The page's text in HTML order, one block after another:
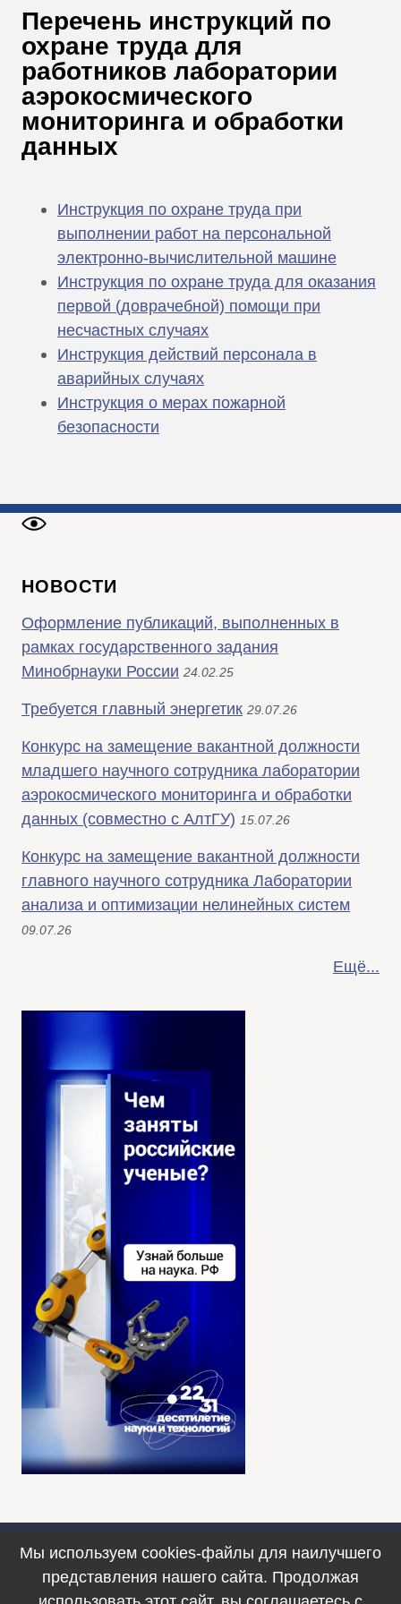
Т
Перечень инструкций по
охране труда для
работников лаборатории
аэрокосмического
мониторинга и обработки
данных
Инструкция по охране труда при
выполнении работ на персональной
электронно-вычислительной машине
Инструкция по охране труда для оказания
первой (доврачебной) помощи при
несчастных случаях
Инструкция действий персонала в
аварийных случаях
Инструкция о мерах пожарной
безопасности
НОВОСТИ
Оформление публикаций, выполненных в
рамках государственного задания
Минобрнауки России 24.02.25
Требуется главный энергетик 29.07.26
Конкурс на замещение вакантной должности
младшего научного сотрудника лаборатории
аэрокосмического мониторинга и обработки
данных (совместно с АлтГУ) 15.07.26
Конкурс на замещение вакантной должности
главного научного сотрудника Лаборатории
анализа и оптимизации нелинейных систем
09.07.26
Ещё...
Противодействие коррупции
© 1990–2025. ФИЦ ИВТ, г. Новосибирск
Мы используем cookies-файлы для наилучшего
представления нашего сайта. Продолжая